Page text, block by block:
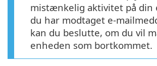
mistænkelig aktivitet på din
du har modtaget e-
kan du beslutte, om du vil
enheden som bortkommet.